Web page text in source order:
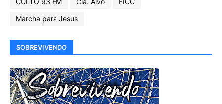
CULTO 93 FM Cia. Alvo
FICC
Marcha para Jesus
SOBREVIVENDO